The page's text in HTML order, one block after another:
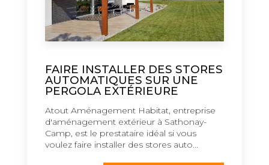
FAIRE INSTALLER DES STORES
AUTOMATIQUES SUR UNE
PERGOLA EXTÉRIEURE
Atout Aménagement Habitat, entreprise
d'aménagement extérieur à Sathonay-
Camp, est le prestataire idéal si vous
voulez faire installer des stores auto...